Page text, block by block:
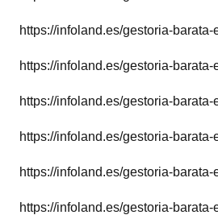
https://infoland.es/gestoria-
https://infoland.es/gestoria-barata-
https://infoland.es/gestoria-barata-
https://infoland.es/gestoria-barata-
https://infoland.es/gestoria-barata-
https://infoland.es/gestoria-